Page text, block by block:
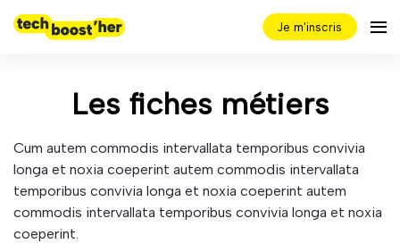
Je m'inscris
Les fiches métiers
Cum autem commodis intervallata temporibus convivia
longa et noxia coeperint autem commodis intervallata
temporibus convivia longa et noxia coeperint autem
commodis intervallata temporibus convivia longa et noxia
coeperint.